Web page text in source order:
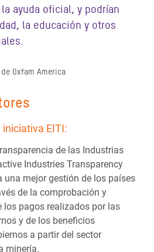
ayuda oficial, y podrían
la educación y otros
Oxfam America
EITI:
de las Industrias
Industries Transparency
una mejor gestión de los países
de la comprobación y
los pagos realizados por las
y de los beneficios
a partir del sector
minería.